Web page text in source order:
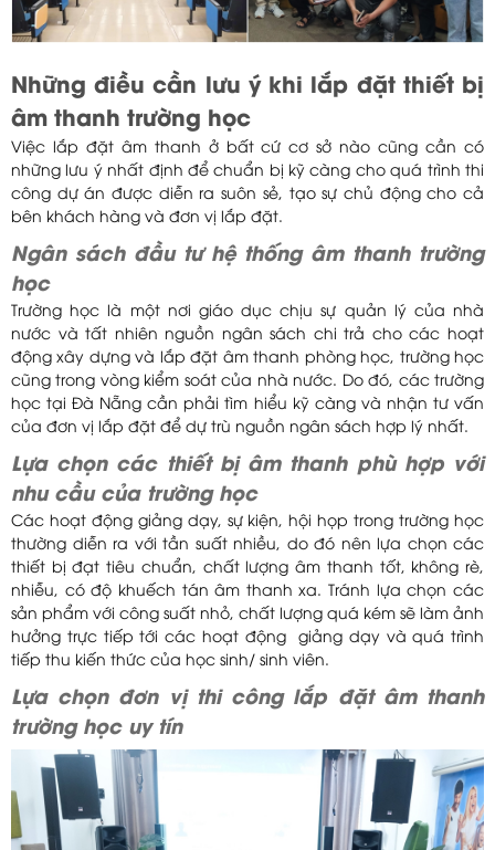
Những điều cần lưu ý khi lắp đặt thiết bị
âm thanh trường học
Việc lắp đặt âm thanh ở bất cứ cơ sở nào cũng cần có
những lưu ý nhất định để chuẩn bị kỹ càng cho quá trình thi
công dự án được diễn ra suôn sẻ, tạo sự chủ động cho cả
bên khách hàng và đơn vị lắp đặt.
Ngân sách đầu tư hệ thống âm thanh trường
học
Trường học là một nơi giáo dục chịu sự quản lý của nhà
nước và tất nhiên nguồn ngân sách chi trả cho các hoạt
động xây dựng và lắp đặt âm thanh phòng học, trường học
cũng trong vòng kiểm soát của nhà nước. Do đó, các trường
học tại Đà Nẵng cần phải tìm hiểu kỹ càng và nhận tư vấn
của đơn vị lắp đặt để dự trù nguồn ngân sách hợp lý nhất.
Lựa chọn các thiết bị âm thanh phù hợp với
nhu cầu của trường học
Các hoạt động giảng dạy, sự kiện, hội họp trong trường học
thường diễn ra với tần suất nhiều, do đó nên lựa chọn các
thiết bị đạt tiêu chuẩn, chất lượng âm thanh tốt, không rè,
nhiễu, có độ khuếch tán âm thanh xa. Tránh lựa chọn các
sản phẩm với công suất nhỏ, chất lượng quá kém sẽ làm ảnh
hưởng trực tiếp tới các hoạt động giảng dạy và quá trình
tiếp thu kiến thức của học sinh/ sinh viên.
Lựa chọn đơn vị thi công lắp đặt âm thanh
trường học uy tín